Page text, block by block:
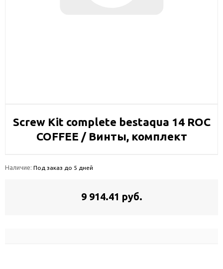
Screw Kit complete bestaqua 14 ROC
COFFEE / Винты, комплект
Наличие: Под заказ до 5 дней
9 914.41 руб.